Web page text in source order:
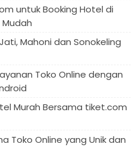
untuk Booking Hotel di
Mahoni dan Sonokeling
Toko Online dengan
Murah Bersama tiket.com
Toko Online yang Unik dan